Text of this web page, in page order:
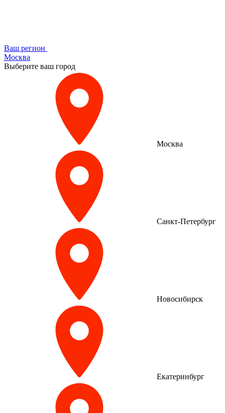
Ваш регион
Москва
Выберите ваш город
Москва
Санкт-Петербург
Новосибирск
Екатеринбург